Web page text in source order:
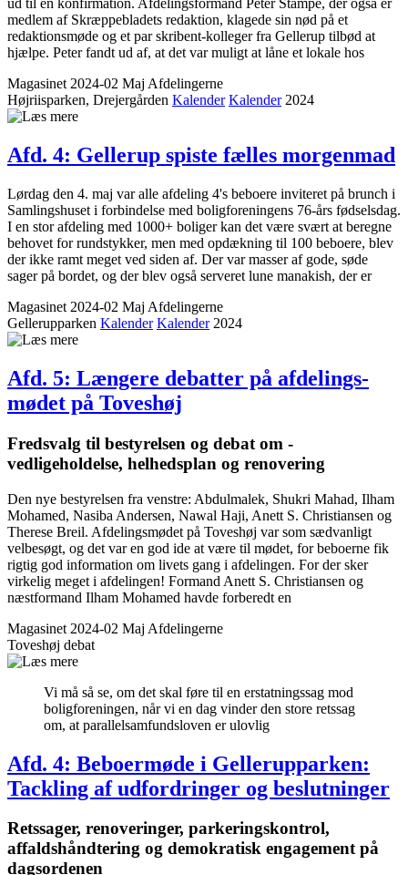
ud til en konfirmation. Afdelingsformand Peter Stampe, der også er
medlem af Skræppebladets redaktion, klagede sin nød på et
redaktionsmøde og et par skribent-kolleger fra Gellerup tilbød at
hjælpe. Peter fandt ud af, at det var muligt at låne et lokale hos
Magasinet 2024-02 Maj Afdelingerne
Højriisparken, Drejergården Kalender Kalender2024
Afd. 4: Gellerup spiste fælles morgenmad
Lørdag den 4. maj var alle afdeling 4's beboere inviteret på brunch i
Samlingshuset i forbindelse med boligforeningens 76-års fødselsdag.
I en stor afdeling med 1000+ boliger kan det være svært at beregne
behovet for rundstykker, men med opdækning til 100 beboere, blev
der ikke ramt meget ved siden af. Der var masser af gode, søde
sager på bordet, og der blev også serveret lune manakish, der er
Magasinet 2024-02 Maj Afdelingerne
Gellerupparken Kalender Kalender2024
Afd. 5: Længere debatter på ­afdelings­
mødet på Toveshøj
Fredsvalg til bestyrelsen og debat om ­
vedligeholdelse, helheds­plan og renove­ring
Den nye bestyrelsen fra venstre: Abdulmalek, Shukri Mahad, Ilham
Mohamed, Nasiba Andersen, Nawal Haji, Anett S. Christiansen og
Therese Breil. Afdelingsmødet på Toveshøj var som sædvanligt
velbesøgt, og det var en god ide at være til mødet, for beboerne fik
rigtig god information om livets gang i afdelingen. For der sker
virkelig meget i afdelingen! Formand Anett S. Christiansen og
næstformand Ilham Mohamed havde forberedt en
Magasinet 2024-02 Maj Afdelingerne
Toveshøj debat
Vi må så se, om det skal føre til en erstatningssag mod
bolig­foreningen, når vi en dag vinder den store retssag
om, at parallelsamfundsloven er ulovlig
Afd. 4: Beboer­møde i Gellerup­parken:
Tackling af udfordringer og beslutninger
Retssager, renove­ringer, parkeringskontrol,
affaldshåndtering og demokratisk engagement på
dagsordenen